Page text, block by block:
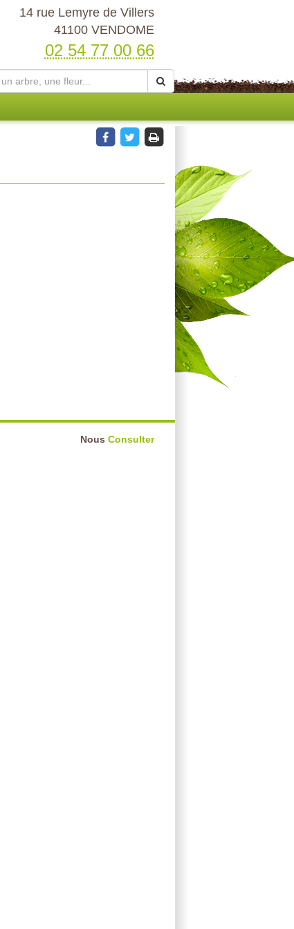
14 rue Lemyre de Villers
41100 VENDOME
02 54 77 00 66
Nous Consulter